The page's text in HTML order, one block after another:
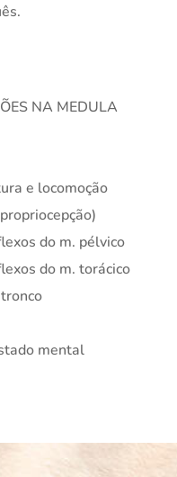
NA MEDULA
e locomoção
do m. pélvico
do m. torácico
mental